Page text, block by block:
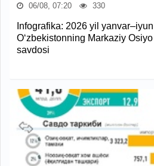
06/08, 07:20 330
Infografika: 2026 yil
O‘zbekistonning Markaziy
savdosi